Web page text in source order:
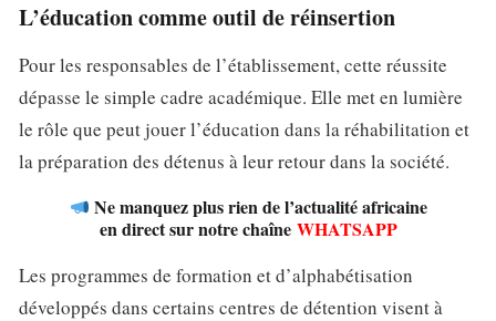
L’éducation comme outil de réinsertion
Pour les responsables de l’établissement, cette réussite
dépasse le simple cadre académique. Elle met en lumière
le rôle que peut jouer l’éducation dans la réhabilitation et
la préparation des détenus à leur retour dans la société.
Ne manquez plus rien de l’actualité africaine
en direct sur notre chaîne WHATSAPP
Les programmes de formation et d’alphabétisation
développés dans certains centres de détention visent à